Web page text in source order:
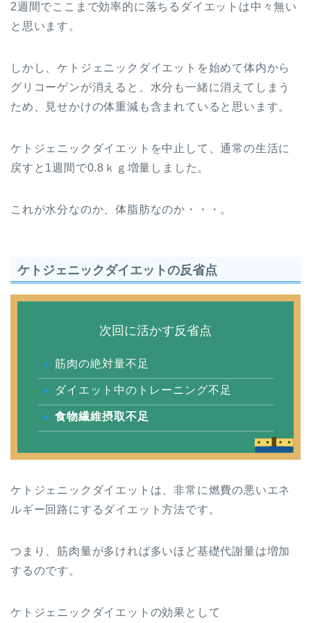
2週間でここまで効率的に落ちるダイエットは中々無い
と思います。
しかし、ケトジェニックダイエットを始めて体内から
グリコーゲンが消えると、水分も一緒に消えてしまう
ため、見せかけの体重減も含まれていると思います。
ケトジェニックダイエットを中止して、通常の生活に
戻すと1週間で0.8ｋｇ増量しました。
これが水分なのか、体脂肪なのか・・・。
ケトジェニックダイエットの反省点
次回に活かす反省点
筋肉の絶対量不足
ダイエット中のトレーニング不足
食物繊維摂取不足
ケトジェニックダイエットは、非常に燃費の悪いエネ
ルギー回路にするダイエット方法です。
つまり、筋肉量が多ければ多いほど基礎代謝量は増加
するのです。
ケトジェニックダイエットの効果として